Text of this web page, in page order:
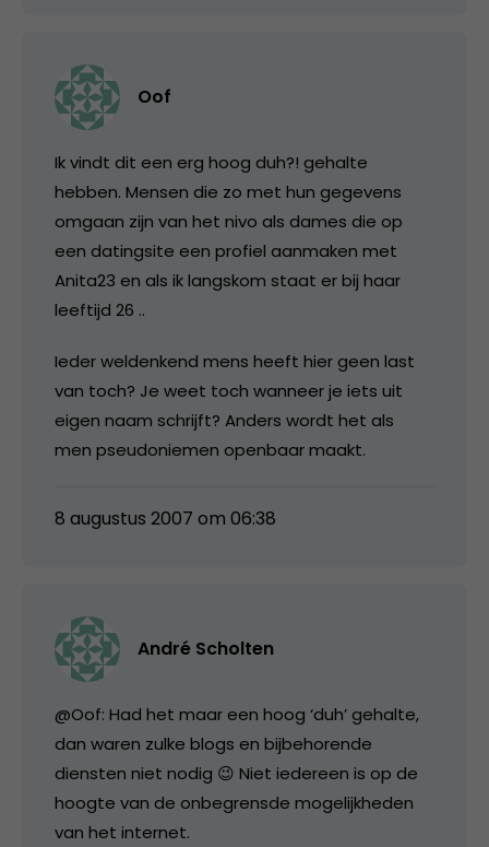
Oof
Ik vindt dit een erg hoog duh?! gehalte
hebben. Mensen die zo met hun gegevens
omgaan zijn van het nivo als dames die op
een datingsite een profiel aanmaken met
Anita23 en als ik langskom staat er bij haar
leeftijd 26 ..
Ieder weldenkend mens heeft hier geen last
van toch? Je weet toch wanneer je iets uit
eigen naam schrijft? Anders wordt het als
men pseudoniemen openbaar maakt.
8 augustus 2007 om 06:38
André Scholten
@Oof: Had het maar een hoog ‘duh’ gehalte,
dan waren zulke blogs en bijbehorende
diensten niet nodig 😉 Niet iedereen is op de
hoogte van de onbegrensde mogelijkheden
van het internet.